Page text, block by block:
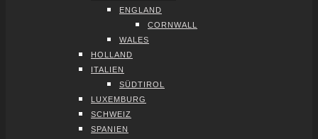
ENG­LAND
CORN­WALL
WALES
HOL­LAND
ITA­LI­EN
SÜD­TI­ROL
LUXEM­BURG
SCHWEIZ
SPA­NI­EN